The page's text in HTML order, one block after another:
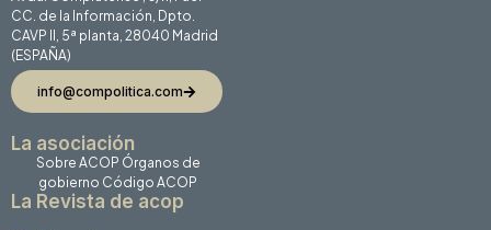
CC. de la Información, Dpto.
CAVP II, 5ª planta, 28040 Madrid
(ESPAÑA)
info@compolitica.com
La asociación
Sobre ACOP Órganos de
gobierno Código ACOP
La Revista de acop